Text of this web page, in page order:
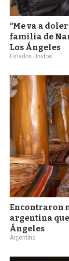
“Me va a
familia de
Los Ángeles
Estados Unidos
Encontraron
argentina
Ángeles
Argentina